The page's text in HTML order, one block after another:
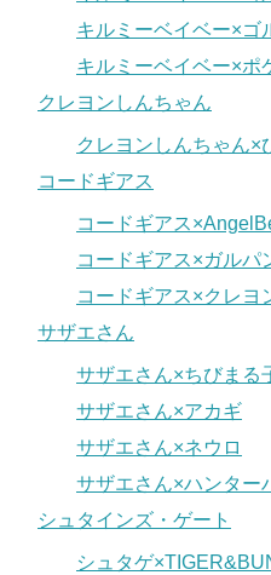
キルミーベイベー×ゴ
キルミーベイベー×ポ
クレヨンしんちゃん
クレヨンしんちゃん×
コードギアス
コードギアス
コードギアス×ガルパ
コードギアス×クレヨ
サザエさん
サザエさん×ちびまる
サザエさん×アカギ
サザエさん×ネウロ
サザエさん×ハンター
シュタインズ・ゲート
シュタゲ